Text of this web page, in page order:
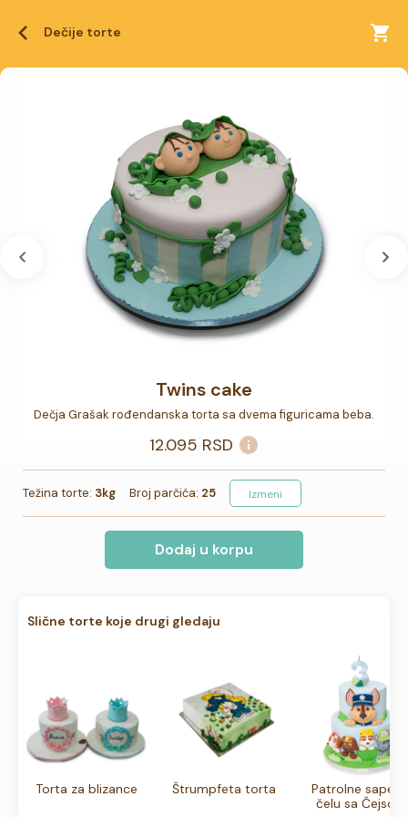
Dečije torte
Twins cake
Dečja Grašak rođendanska torta sa dvema figuricama beba.
12.095 RSD
Težina torte: 3kg Broj parčića: 25 Izmeni
Dodaj u korpu
Slične torte koje drugi gledaju
Torta za blizance Štrumpfeta torta
Patrolne sape
čelu sa Čejsom